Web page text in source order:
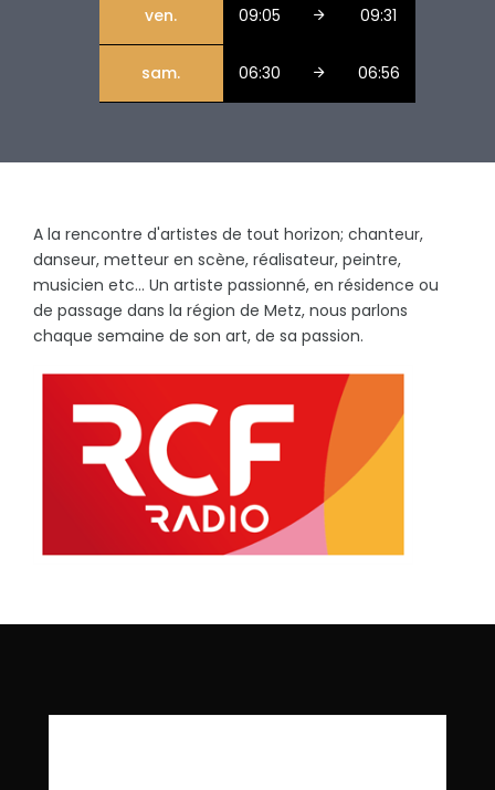
ven. 09:05 09:31
sam. 06:30 06:56
A la rencontre d'artistes de tout horizon; chanteur,
danseur, metteur en scène, réalisateur, peintre,
musicien etc... Un artiste passionné, en résidence ou
de passage dans la région de Metz, nous parlons
chaque semaine de son art, de sa passion.